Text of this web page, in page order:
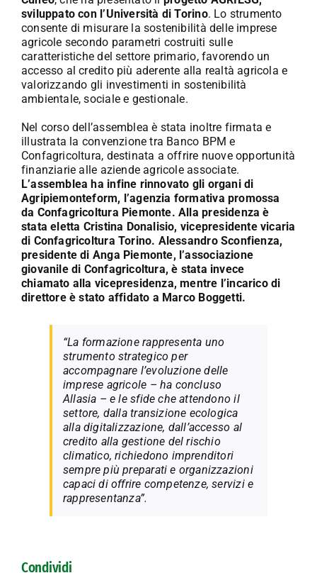
sviluppato con l’Università di Torino. Lo strumento
consente di misurare la sostenibilità delle imprese
agricole secondo parametri costruiti sulle
caratteristiche del settore primario, favorendo un
accesso al credito più aderente alla realtà agricola e
valorizzando gli investimenti in sostenibilità
ambientale, sociale e gestionale.
Nel corso dell’assemblea è stata inoltre firmata e
illustrata la convenzione tra Banco BPM e
Confagricoltura, destinata a offrire nuove opportunità
finanziarie alle aziende agricole associate.
L’assemblea ha infine rinnovato gli organi di
Agripiemonteform, l’agenzia formativa promossa
da Confagricoltura Piemonte. Alla presidenza è
stata eletta Cristina Donalisio, vicepresidente vicaria
di Confagricoltura Torino. Alessandro Sconfienza,
presidente di Anga Piemonte, l’associazione
giovanile di Confagricoltura, è stata invece
chiamato alla vicepresidenza, mentre l’incarico di
direttore è stato affidato a Marco Boggetti.
“La formazione rappresenta uno
strumento strategico per
accompagnare l’evoluzione delle
imprese agricole – ha concluso
Allasia – e le sfide che attendono il
settore, dalla transizione ecologica
alla digitalizzazione, dall’accesso al
credito alla gestione del rischio
climatico, richiedono imprenditori
sempre più preparati e organizzazioni
capaci di offrire competenze, servizi e
rappresentanza”.
Condividi